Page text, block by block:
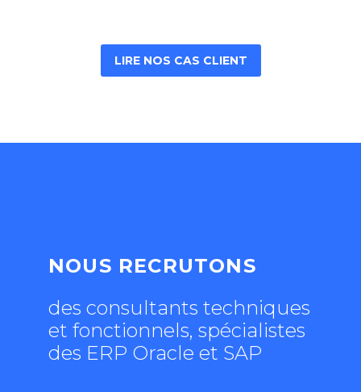
LIRE NOS CAS CLIENT
NOUS RECRUTONS
des consultants techniques
et fonctionnels, spécialistes
des ERP Oracle et SAP